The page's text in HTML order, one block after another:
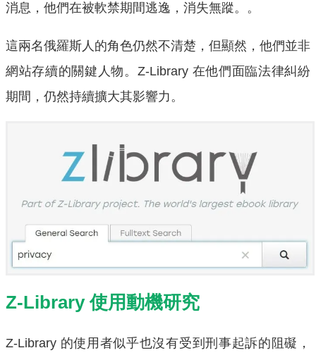
消息，他們在被軟禁期間逃逸，消失無蹤。。
這兩名俄羅斯人的角色仍然不清楚，但顯然，他們並非
網站存續的關鍵人物。Z-Library 在他們面臨法律糾紛
期間，仍然持續擴大其影響力。
Z-Library 使用動機研究
Z-Library 的使用者似乎也沒有受到刑事起訴的阻礙，